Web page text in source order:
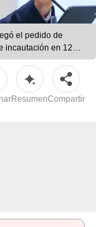
el pedido de
incautación en 12
ResumenCompartir